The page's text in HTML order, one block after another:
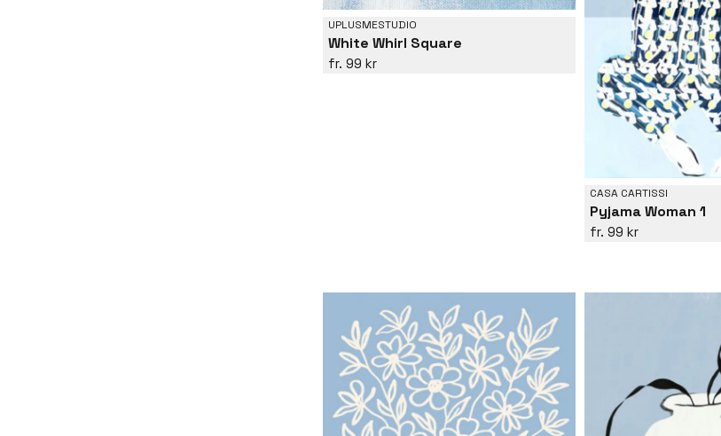
UPLUSMESTUDIO
White Whirl Square
99 kr
CASA CARTISSI
Pyjama Woman 1
99 kr